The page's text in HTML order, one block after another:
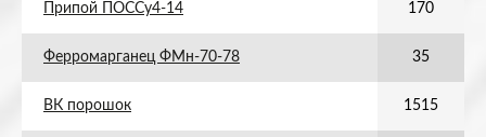
Припой ПОССу4-14 170
Ферромарганец ФМн-70-78 35
ВК порошок 1515